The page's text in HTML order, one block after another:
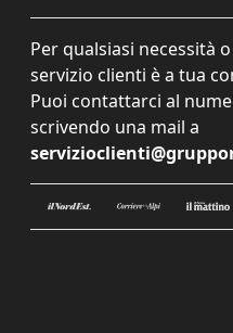
Per qualsiasi necessità
servizio clienti è a tua
Puoi contattarci al
scrivendo una mail a